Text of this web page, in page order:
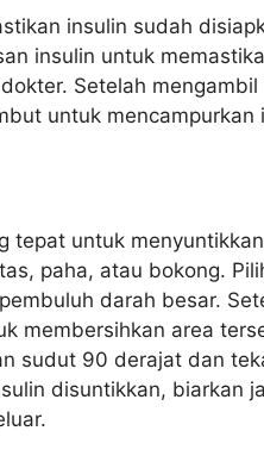
insulin sudah
insulin untuk
Setelah
untuk
tepat untuk
paha, atau bokong.
darah besar.
membersihkan area
sudut 90 derajat dan
disuntikkan, biarkan